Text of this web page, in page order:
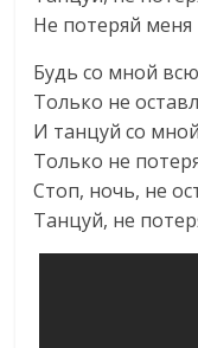
Не потеряй меня
Будь со мной
Только не
И танцуй со мной
Только не
Стоп, ночь, не
Танцуй, не